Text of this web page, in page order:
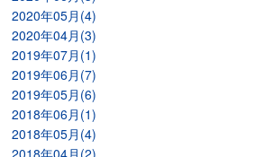
2020年05月(4)
2020年04月(3)
2019年07月(1)
2019年06月(7)
2019年05月(6)
2018年06月(1)
2018年05月(4)